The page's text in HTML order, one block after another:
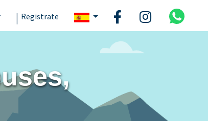
| Registrate